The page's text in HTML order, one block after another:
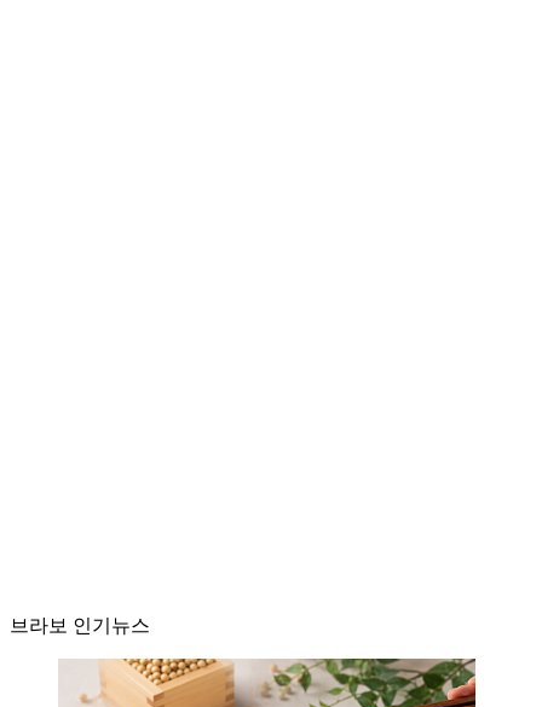
브라보 인기뉴스